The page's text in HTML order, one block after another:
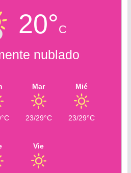
20°C
nublado
Mar
23/29°C
Mié
23/29°C
Vie